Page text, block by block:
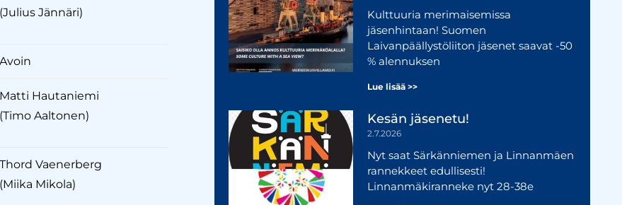
(Julius Jännäri)
Avoin
Matti Hautaniemi
(Timo Aaltonen)
Thord Vaenerberg
(Miika Mikola)
Kulttuuria merimaisemissa
jäsenhintaan! Suomen
Laivanpäällystöliiton jäsenet saavat -50
% alennuksen
Lue lisää >>
Kesän jäsenetu!
2.7.2026
Nyt saat Särkänniemen ja Linnanmäen
rannekkeet edullisesti!
Linnanmäkiranneke nyt 28-38e